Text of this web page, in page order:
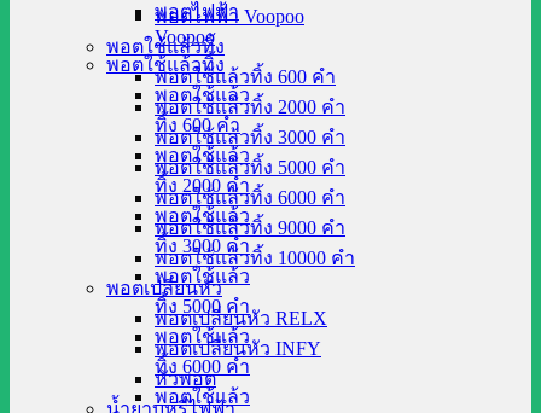
พอตไฟฟ้า
Voopoo
พอตใช้แล้วทิ้ง
พอตใช้แล้ว
ทิ้ง 600 คำ
พอตใช้แล้ว
ทิ้ง 2000 คำ
พอตใช้แล้ว
ทิ้ง 3000 คำ
พอตใช้แล้ว
ทิ้ง 5000 คำ
พอตใช้แล้ว
ทิ้ง 6000 คำ
พอตใช้แล้ว
พอตไฟฟ้า Voopoo
พอตใช้แล้วทิ้ง
พอตใช้แล้วทิ้ง 600 คำ
พอตใช้แล้วทิ้ง 2000 คำ
พอตใช้แล้วทิ้ง 3000 คำ
พอตใช้แล้วทิ้ง 5000 คำ
พอตใช้แล้วทิ้ง 6000 คำ
พอตใช้แล้วทิ้ง 9000 คำ
พอตใช้แล้วทิ้ง 10000 คำ
พอตเปลี่ยนหัว
พอตเปลี่ยนหัว RELX
พอตเปลี่ยนหัว INFY
หัวพอต
น้ำยาบุหรี่ไฟฟ้า